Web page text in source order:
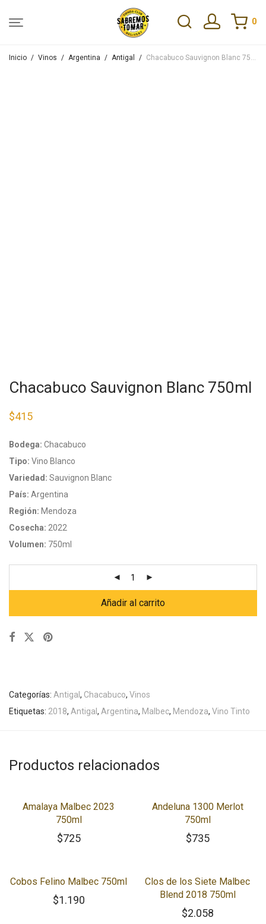
0
Inicio / Vinos / Argentina / Antigal / Chacabuco Sauvignon Blanc 750ml
Chacabuco Sauvignon Blanc 750ml
$415
Bodega: Chacabuco
Tipo: Vino Blanco
Variedad: Sauvignon Blanc
País: Argentina
Región: Mendoza
Cosecha: 2022
Volumen: 750ml
Añadir al carrito
Categorías: Antigal , Chacabuco, Vinos
Etiquetas: 2018, Antigal , Argentina, Malbec, Mendoza, Vino Tinto
Productos relacionados
Amalaya Malbec 2023
750ml
$725
Andeluna 1300 Merlot
750ml
$735
Cobos Felino Malbec 750ml
$1.190
Clos de los Siete Malbec
Blend 2018 750ml
$2.058